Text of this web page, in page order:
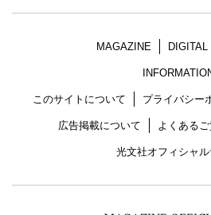
MAGAZINE DIGITAL
このサイトについて プライバシー
広告掲載について よくある
光文社オフィシャル